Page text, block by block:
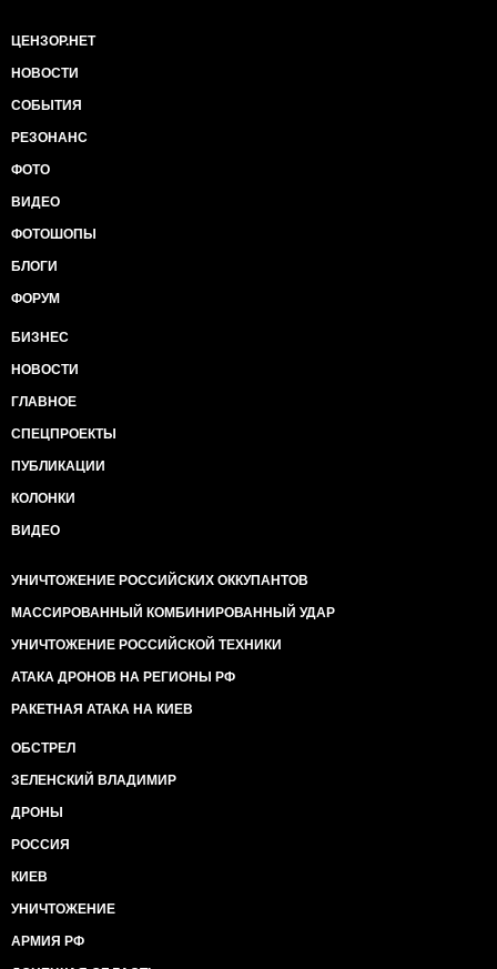
ЦЕНЗОР.НЕТ
НОВОСТИ
СОБЫТИЯ
РЕЗОНАНС
ФОТО
ВИДЕО
ФОТОШОПЫ
БЛОГИ
ФОРУМ
БИЗНЕС
НОВОСТИ
ГЛАВНОЕ
СПЕЦПРОЕКТЫ
ПУБЛИКАЦИИ
КОЛОНКИ
ВИДЕО
УНИЧТОЖЕНИЕ РОССИЙСКИХ ОККУПАНТОВ
МАССИРОВАННЫЙ КОМБИНИРОВАННЫЙ УДАР
УНИЧТОЖЕНИЕ РОССИЙСКОЙ ТЕХНИКИ
АТАКА ДРОНОВ НА РЕГИОНЫ РФ
РАКЕТНАЯ АТАКА НА КИЕВ
ОБСТРЕЛ
ЗЕЛЕНСКИЙ ВЛАДИМИР
ДРОНЫ
РОССИЯ
КИЕВ
УНИЧТОЖЕНИЕ
АРМИЯ РФ